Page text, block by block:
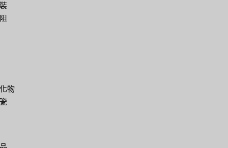
物